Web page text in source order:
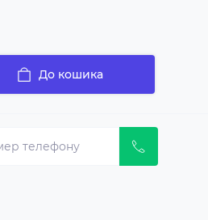
До кошика